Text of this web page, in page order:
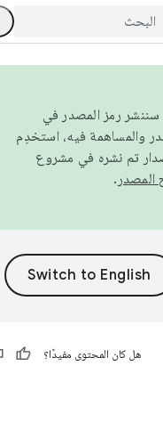
سننشر رمز المصدر في
تم نشره في مشروع
.
هل كان المحتوى مفيدًا؟